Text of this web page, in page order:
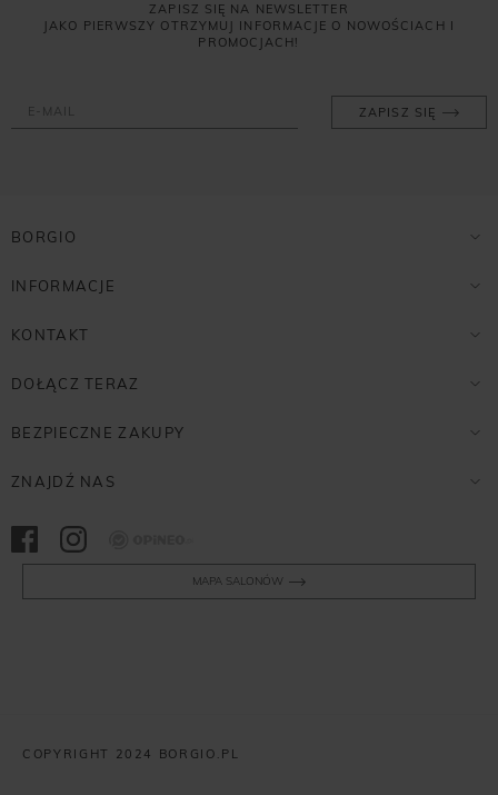
ZAPISZ SIĘ NA NEWSLETTER
JAKO PIERWSZY OTRZYMUJ INFORMACJE O NOWOŚCIACH I
PROMOCJACH!
ZAPISZ SIĘ
BORGIO
INFORMACJE
KONTAKT
DOŁĄCZ TERAZ
BEZPIECZNE ZAKUPY
ZNAJDŹ NAS
MAPA SALONÓW
COPYRIGHT 2024 BORGIO.PL